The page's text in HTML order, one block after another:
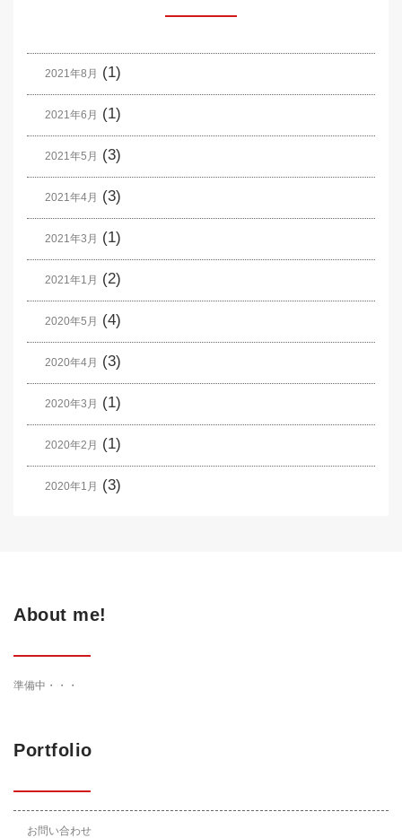
2021年8月 (1)
2021年6月 (1)
2021年5月 (3)
2021年4月 (3)
2021年3月 (1)
2021年1月 (2)
2020年5月 (4)
2020年4月 (3)
2020年3月 (1)
2020年2月 (1)
2020年1月 (3)
About me!
準備中・・・
Portfolio
お問い合わせ